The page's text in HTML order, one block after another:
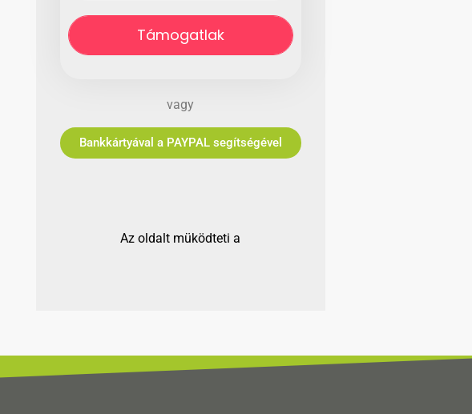
Támogatlak
vagy
Bankkártyával a PAYPAL segítségével
Az oldalt müködteti a